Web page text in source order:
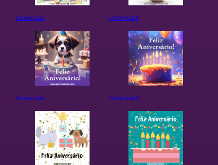
Download Download
Download Download